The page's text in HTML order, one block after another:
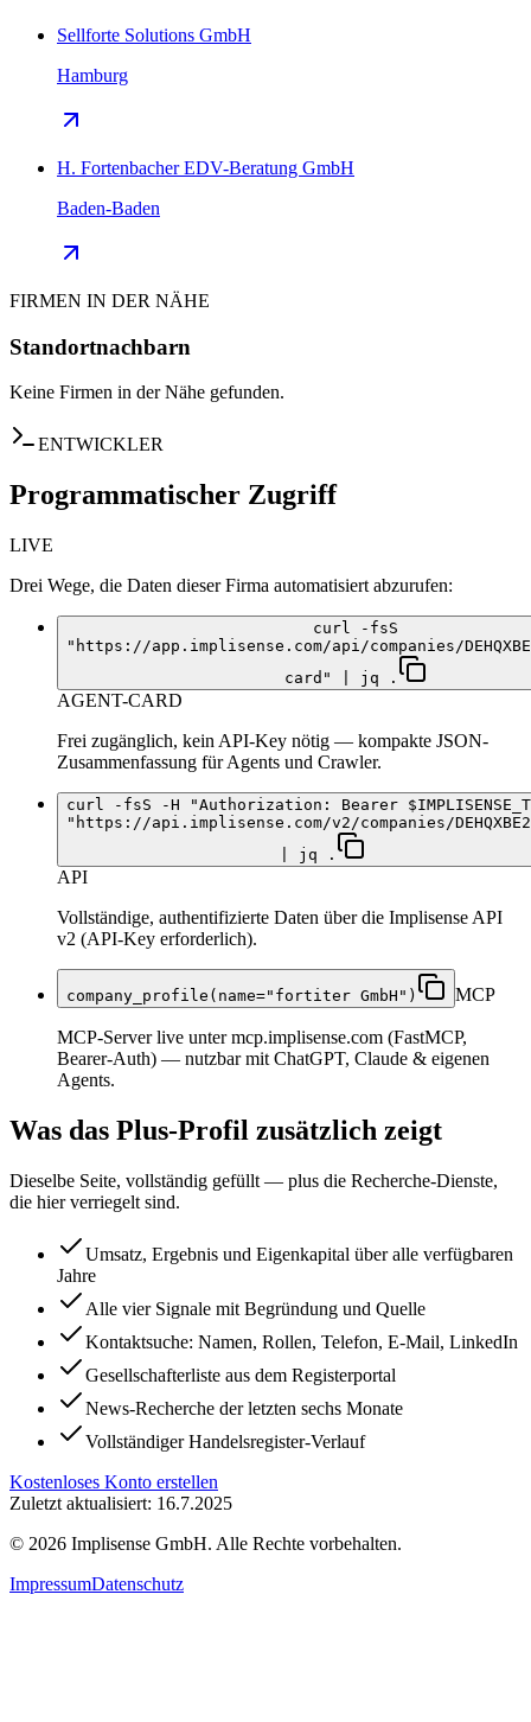
Sellforte Solutions GmbH
Hamburg
H. Fortenbacher EDV-Beratung GmbH
Baden-Baden
FIRMEN IN DER NÄHE
Standortnachbarn
Keine Firmen in der Nähe gefunden.
ENTWICKLER
Programmatischer Zugriff
LIVE
Drei Wege, die Daten dieser Firma automatisiert abzurufen:
curl -fsS
"https://app.implisense.com/api/companies/
card" | jq .
AGENT-CARD
Frei zugänglich, kein API-Key nötig — kompakte JSON-
Zusammenfassung für Agents und Crawler.
curl -fsS -H "Authorization: Bearer
"https://api.implisense.com/v2/companies/
| jq .
API
Vollständige, authentifizierte Daten über die Implisense API
v2 (API-Key erforderlich).
company_profile(name="fortiter GmbH") MCP
MCP-Server live unter mcp.implisense.com (FastMCP,
Bearer-Auth) — nutzbar mit ChatGPT, Claude & eigenen
Agents.
Was das Plus-Profil zusätzlich zeigt
Dieselbe Seite, vollständig gefüllt — plus die Recherche-Dienste,
die hier verriegelt sind.
Umsatz, Ergebnis und Eigenkapital über alle verfügbaren
Jahre
Alle vier Signale mit Begründung und Quelle
Kontaktsuche: Namen, Rollen, Telefon, E-Mail, LinkedIn
Gesellschafterliste aus dem Registerportal
News-Recherche der letzten sechs Monate
Vollständiger Handelsregister-Verlauf
Kostenloses Konto erstellen
Zuletzt aktualisiert: 16.7.2025
© 2026 Implisense GmbH. Alle Rechte vorbehalten.
ImpressumDatenschutz